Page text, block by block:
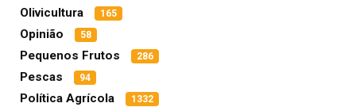
Olivicultura 165
Opinião 58
Pequenos Frutos 286
Pescas 94
Política Agrícola 1332